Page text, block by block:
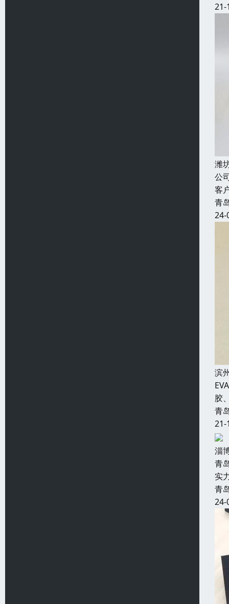
21-
潍
公
客
青
24-
滨
胶
青
21-
淄
青
实
青
24-